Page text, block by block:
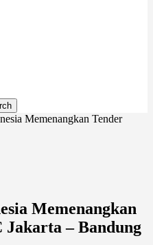
Memenangkan Tender
Memenangkan
– Bandung